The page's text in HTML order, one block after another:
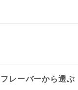
フレーバーから選ぶ